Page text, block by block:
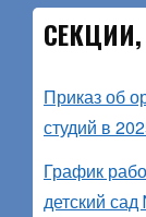
Приказ об
студий в
График
детский